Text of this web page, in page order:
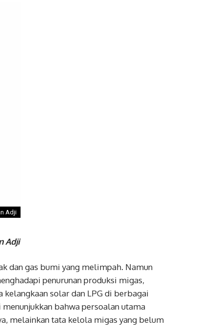
Adji
Adji
dan gas bumi yang melimpah. Namun
penurunan produksi migas,
solar dan LPG di berbagai
bahwa persoalan utama
melainkan tata kelola migas yang belum